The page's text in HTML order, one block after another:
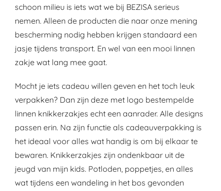
schoon milieu is iets wat we bij BEZISA serieus
nemen. Alleen de producten die naar onze mening
bescherming nodig hebben krijgen standaard een
jasje tijdens transport. En wel van een mooi linnen
zakje wat lang mee gaat.
Mocht je iets cadeau willen geven en het toch leuk
verpakken? Dan zijn deze met logo bestempelde
linnen knikkerzakjes echt een aanrader. Alle designs
passen erin. Na zijn functie als cadeauverpakking is
het ideaal voor alles wat handig is om bij elkaar te
bewaren. Knikkerzakjes zijn ondenkbaar uit de
jeugd van mijn kids. Potloden, poppetjes, en alles
wat tijdens een wandeling in het bos gevonden